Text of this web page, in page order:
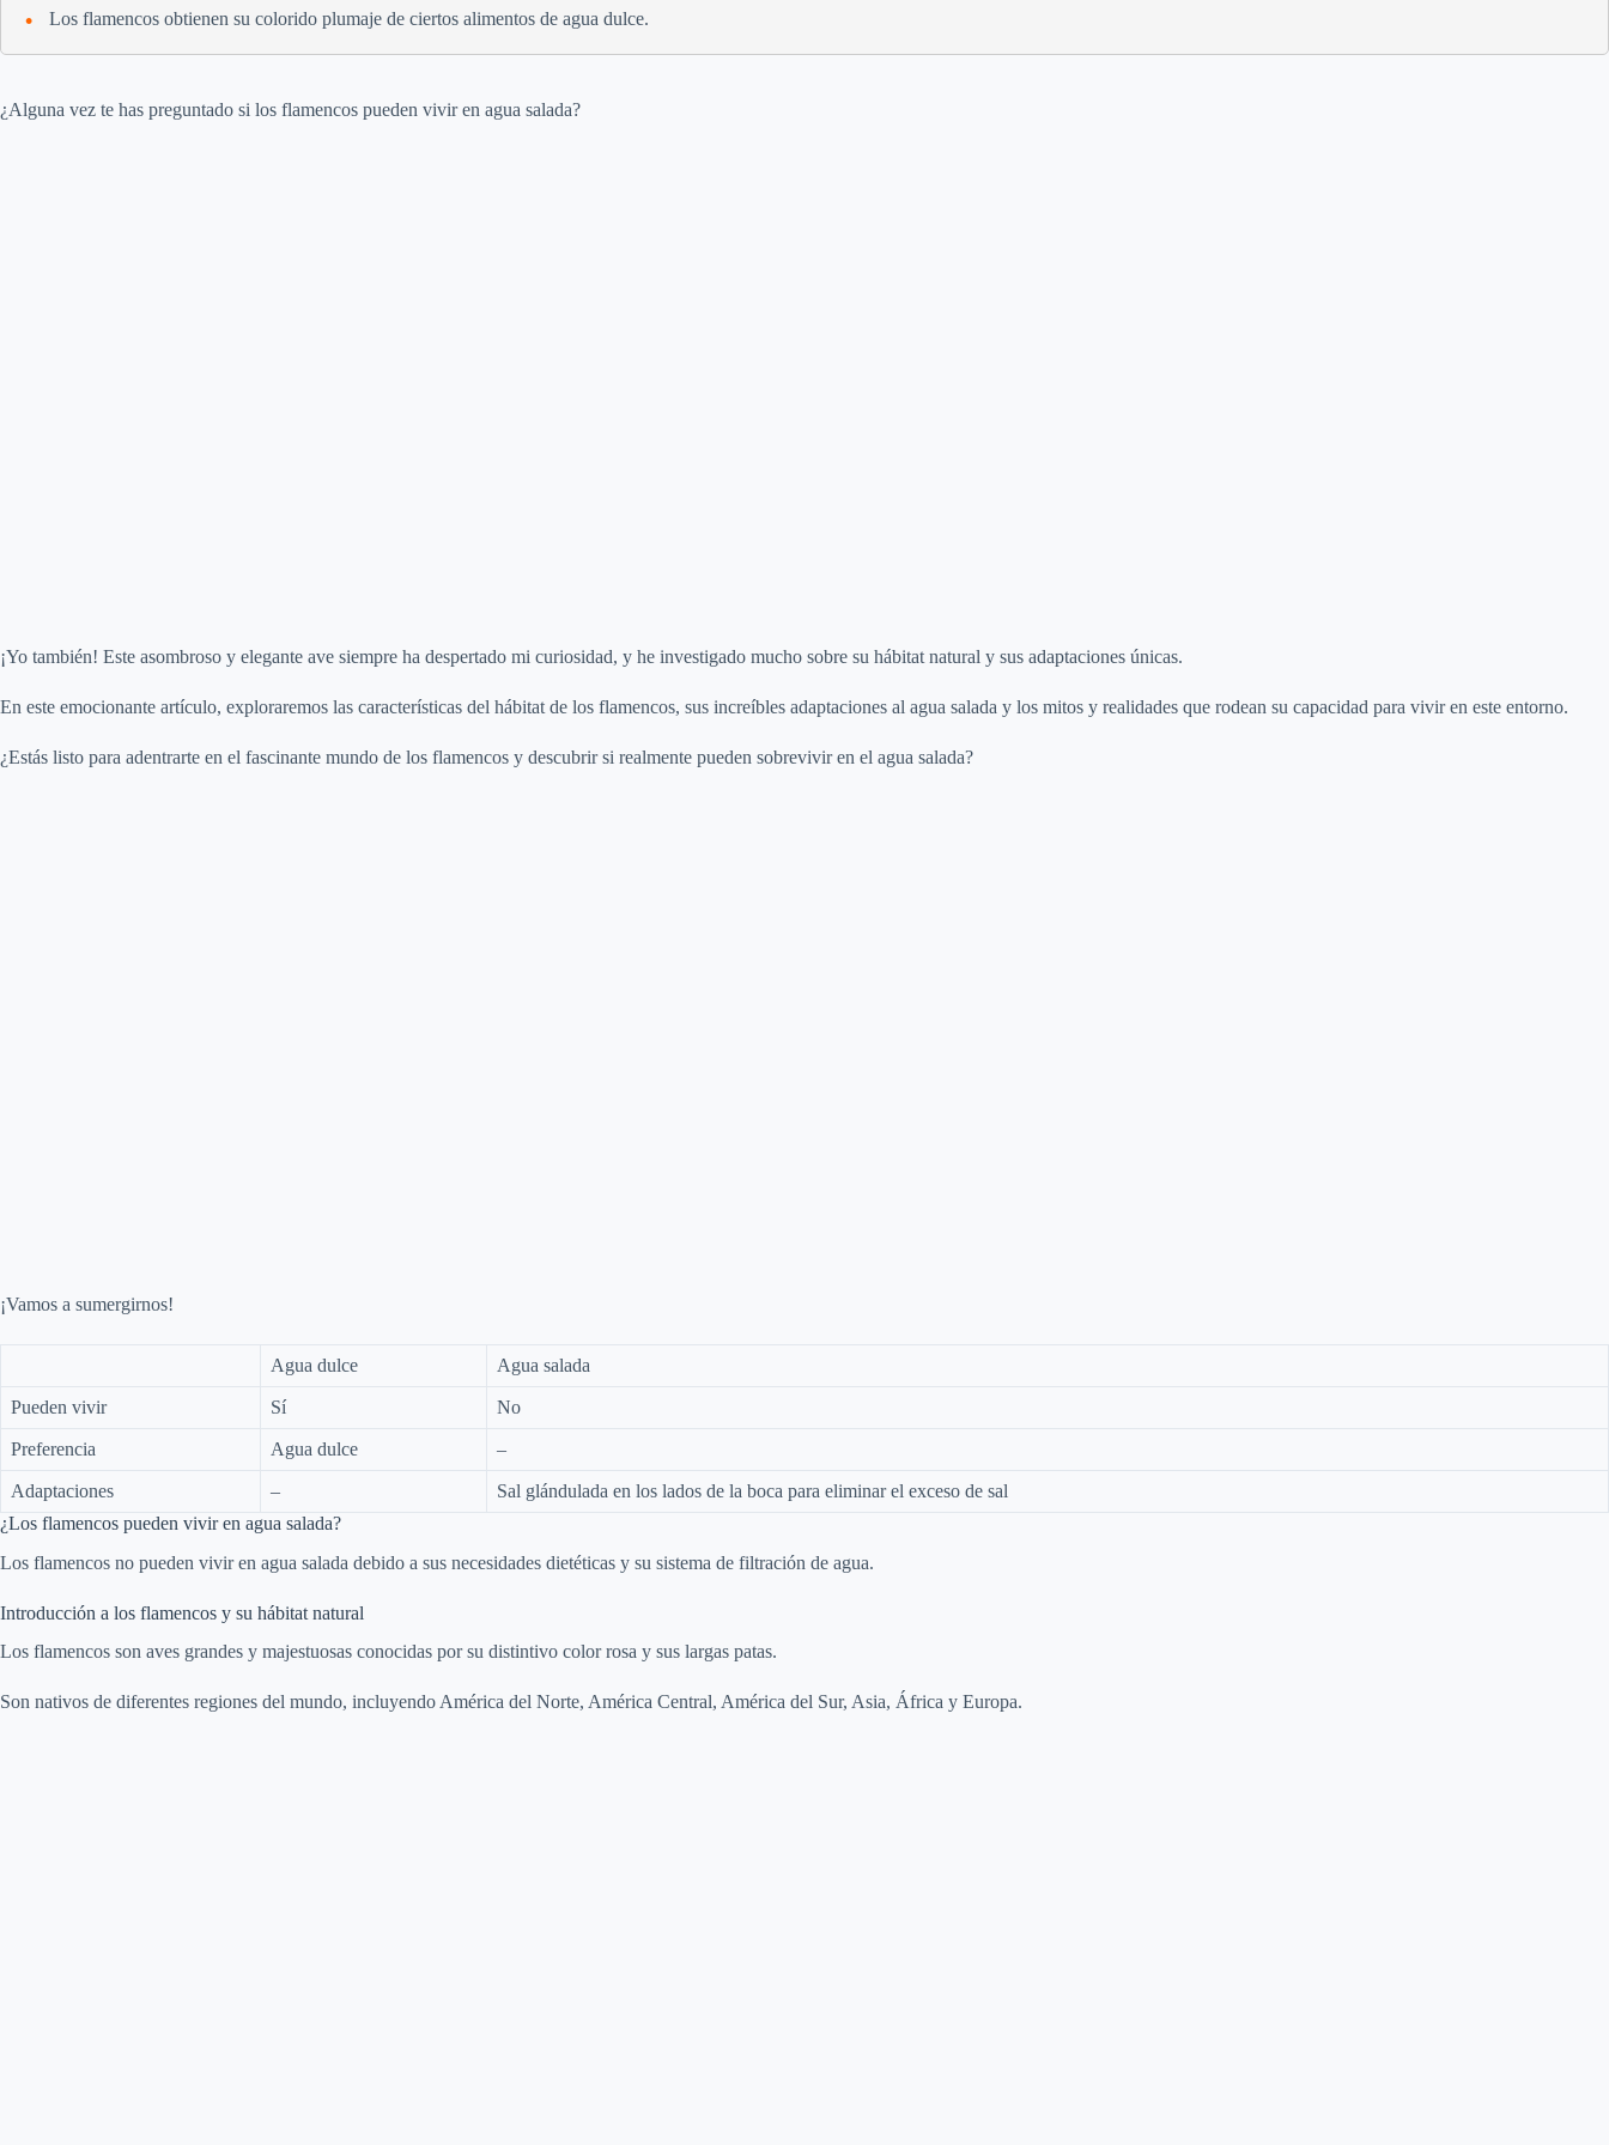
Los flamencos obtienen su colorido plumaje de ciertos alimentos de agua dulce.
¿Alguna vez te has preguntado si los flamencos pueden vivir en agua salada?
¡Yo también! Este asombroso y elegante ave siempre ha despertado mi curiosidad, y he investigado mucho sobre su hábitat natural y sus adaptaciones únicas.
En este emocionante artículo, exploraremos las características del hábitat de los flamencos, sus increíbles adaptaciones al agua salada y los mitos y realidades que rodean su capacidad para vivir en este entorno.
¿Estás listo para adentrarte en el fascinante mundo de los flamencos y descubrir si realmente pueden sobrevivir en el agua salada?
¡Vamos a sumergirnos!
Agua dulce Agua salada
Pueden vivir Sí No
Preferencia Agua dulce –
Adaptaciones –
Sal glándulada en los lados de la boca para eliminar el exceso de sal
¿Los flamencos pueden vivir en agua salada?
Los flamencos no pueden vivir en agua salada debido a sus necesidades dietéticas y su sistema de filtración de agua.
Introducción a los flamencos y su hábitat natural
Los flamencos son aves grandes y majestuosas conocidas por su distintivo color rosa y sus largas patas.
Son nativos de diferentes regiones del mundo, incluyendo América del Norte, América Central, América del Sur, Asia, África y Europa.